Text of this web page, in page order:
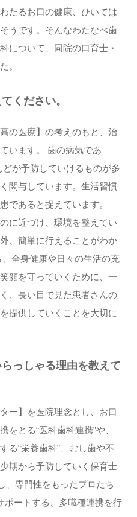
たるお口の健康、ひいては
うです。そんなわたなべ歯
について、同院の口育士・
。
ください。
の医療】の考えのもと、治
います。 歯の病気であ
どが予防していけるものが多
関与しています。生活習慣
であると捉えています。
に近づけ、環境を整えてい
、簡単に行えることがわか
全身健康や日々の生活の充
顔を守っていくために、一
、長い目で見た患者さんの
提供していくことを大切に
っしゃる理由を教えて
ー】を医院理念とし、お口
をとる“医科歯科連携”や、
る“栄養歯科”、むし歯や不
期から予防していく保育士
、専門性をもったプロたち
ポートする、多職種連携を行